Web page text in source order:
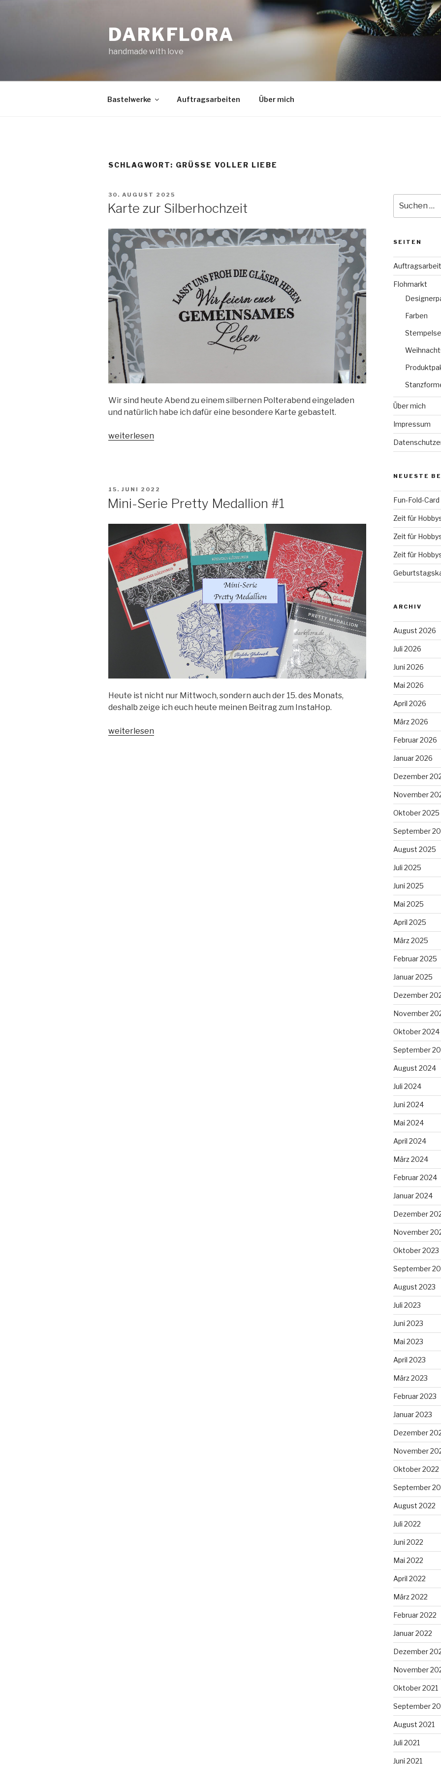
DARKFLORA
handmade with love
Bastelwerke Auftragsarbeiten Über mich
SCHLAGWORT: GRÜSSE VOLLER LIEBE
VERÖFFENTLICHT
30. AUGUST 2025
Karte zur Silberhochzeit
Wir sind heute Abend zu einem silbernen Polterabend eingeladen
und natürlich habe ich dafür eine besondere Karte gebastelt.
„Karte
weiterlesen
VERÖFFENTLICHT
15. JUNI 2022
Mini-Serie Pretty Medallion #1
Heute ist nicht nur Mittwoch, sondern auch der 15. des Monats,
deshalb zeige ich euch heute meinen Beitrag zum InstaHop.
„Mini-
weiterlesen
nach:
SEITEN
Flohmarkt
Farben
Über mich
Impressum
NEUESTE
Fun-Fold-
Zeit für
Zeit für
Zeit für
ARCHIV
August 2026
Juli 2026
Juni 2026
Mai 2026
April 2026
März 2026
Februar 2026
Januar 2026
Dezember
November
Oktober 2025
September
August 2025
Juli 2025
Juni 2025
Mai 2025
April 2025
März 2025
Februar 2025
Januar 2025
Dezember
November
Oktober 2024
September
August 2024
Juli 2024
Juni 2024
Mai 2024
April 2024
März 2024
Februar 2024
Januar 2024
Dezember
November
Oktober 2023
September
August 2023
Juli 2023
Juni 2023
Mai 2023
April 2023
März 2023
Februar 2023
Januar 2023
Dezember
November
Oktober 2022
September
August 2022
Juli 2022
Juni 2022
Mai 2022
April 2022
März 2022
Februar 2022
Januar 2022
Dezember
November
Oktober 2021
September
August 2021
Juli 2021
Juni 2021